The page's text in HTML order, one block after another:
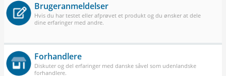
Brugeranmeldelser
Hvis du har testet eller afprøvet et produkt og du ønsker at dele
dine erfaringer med andre.
Forhandlere
Diskuter og del erfaringer med danske såvel som udenlandske
forhandlere.